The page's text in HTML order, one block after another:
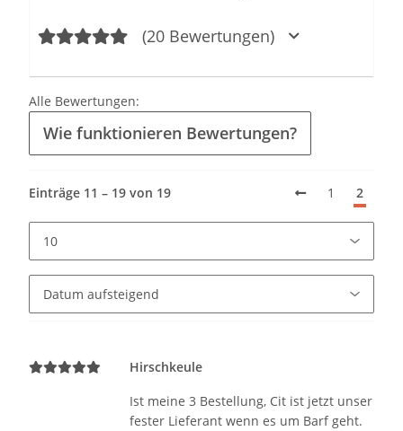
(20 Bewertungen)
Alle Bewertungen:
Wie funktionieren Bewertungen?
Einträge 11 – 19 von 19 1 2
Hirschkeule
Ist meine 3 Bestellung, Cit ist jetzt unser
fester Lieferant wenn es um Barf geht.